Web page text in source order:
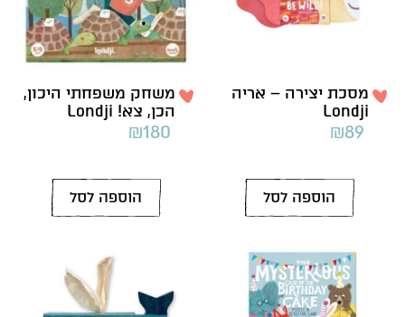
מסכת יצירה – אריה
Londji
₪89
הוספה לסל
משחק משפחתי היכון,
הכן, צא! Londji
₪180
הוספה לסל